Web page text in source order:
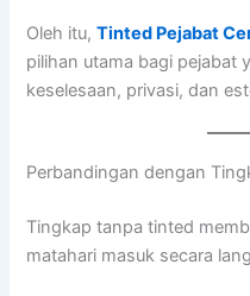
Oleh itu,Tinted Pejabat
pilihan utama bagi pejabat
keselesaan, privasi, dan
Perbandingan dengan
Tingkap tanpa tinted
matahari masuk secara